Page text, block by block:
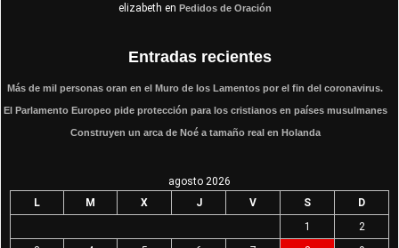
elizabeth en Pedidos de Oración
Entradas recientes
Más de mil personas oran en el Muro de los Lamentos por el fin del coronavirus.
El Parlamento Europeo pide protección para los cristianos en países musulmanes
Construyen un arca de Noé a tamaño real en Holanda
agosto 2026
L
M X J V S
D
1
2